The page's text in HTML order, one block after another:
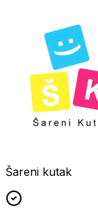
Šareni kutak